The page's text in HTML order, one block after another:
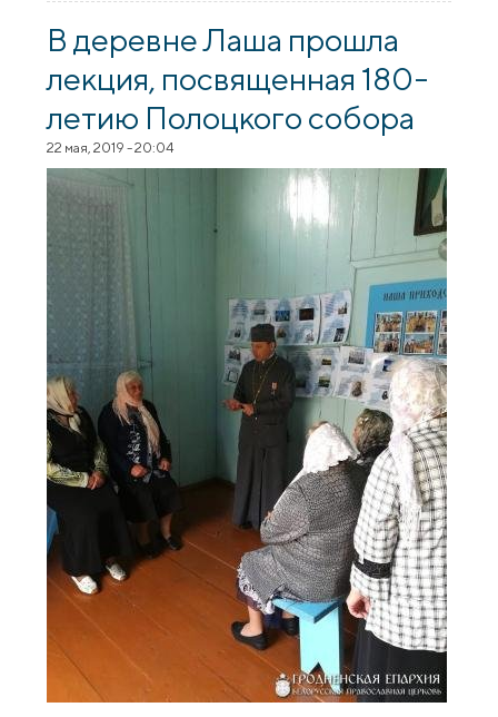
«Сакральное чтение религиозной
литературы»
В деревне Лаша прошла
лекция, посвященная 180-
летию Полоцкого собора
22 мая, 2019 - 20:04